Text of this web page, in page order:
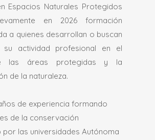
Espacios Naturales Protegidos
en 2026 formación
a quienes desarrollan o buscan
su actividad profesional en el
las áreas protegidas y la
de la naturaleza.
de experiencia formando
de la conservación
por las universidades Autónoma